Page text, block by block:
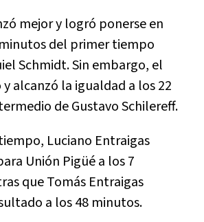
mejor y logró ponerse en
del primer tiempo
Schmidt. Sin embargo, el
alcanzó la igualdad a los 22
de Gustavo Schilereff.
Luciano Entraigas
Unión Pigüé a los 7
que Tomás Entraigas
a los 48 minutos.